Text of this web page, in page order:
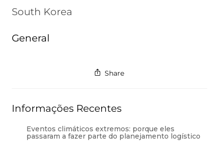
South Korea
General
Share
Informações Recentes
Eventos climáticos extremos: porque eles
passaram a fazer parte do planejamento logístico